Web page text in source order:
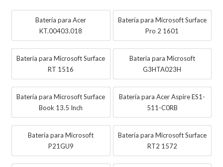
Batería para Acer
KT.00403.018
Batería para Microsoft Surface
Pro 2 1601
Batería para Microsoft Surface
RT 1516
Batería para Microsoft
G3HTA023H
Batería para Microsoft Surface
Book 13.5 Inch
Batería para Acer Aspire ES1-
511-C0RB
Batería para Microsoft
P21GU9
Batería para Microsoft Surface
RT2 1572